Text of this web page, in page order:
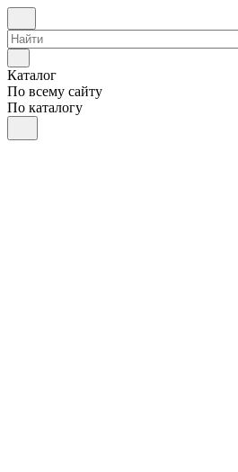
Каталог
По всему сайту
По каталогу